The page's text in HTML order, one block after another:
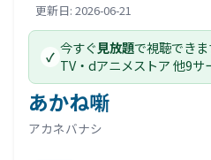
更新日: 2026-06-21
あかね噺
アカネバナシ
✓ 今すぐ見放題で視聴でき
TV・dアニメストア 他9サ
評価情報